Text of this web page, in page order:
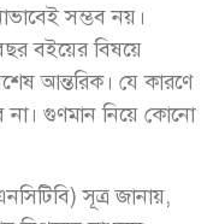
সম্ভব নয়।
বইয়ের বিষয়ে
আন্তরিক। যে কারণে
না। গুণমান নিয়ে কোনো
সূত্র জানায়,